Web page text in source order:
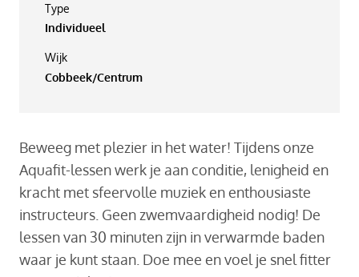
Type
Individueel
Wijk
Cobbeek/Centrum
Beweeg met plezier in het water! Tijdens onze
Aquafit-lessen werk je aan conditie, lenigheid en
kracht met sfeervolle muziek en enthousiaste
instructeurs. Geen zwemvaardigheid nodig! De
lessen van 30 minuten zijn in verwarmde baden
waar je kunt staan. Doe mee en voel je snel fitter